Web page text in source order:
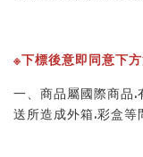
※下標後意即同意下
一、商品屬國際商品.
送所造成外箱.彩盒等